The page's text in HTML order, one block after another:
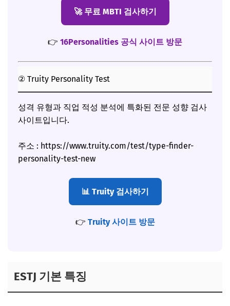
🚀 무료 MBTI 검사하기
👉 16Personalities 공식 사이트 방문
② Truity Personality Test
성격 유형과 직업 적성 분석에 특화된 전문 성향 검사
사이트입니다.
주소 : https://www.truity.com/test/type-finder-
personality-test-new
📊 Truity 검사하기
👉 Truity 사이트 방문
ESTJ 기본 특징